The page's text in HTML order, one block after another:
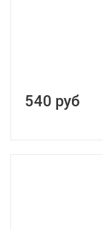
540 руб